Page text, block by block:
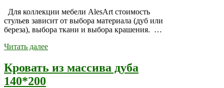
Для коллекции мебели AlesArt стоимость
стульев зависит от выбора материала (дуб или
береза), выбора ткани и выбора крашения. …
Читать далее
Кровать из массива дуба
140*200